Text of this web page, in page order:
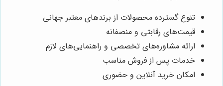
تنوع گسترده محصولات از برندهای معتبر جهانی
قیمت‌های رقابتی و منصفانه
ارائه مشاوره‌های تخصصی و راهنمایی‌های لازم
خدمات پس از فروش مناسب
امکان خرید آنلاین و حضوری